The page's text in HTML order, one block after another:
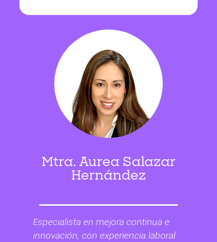
Mtra. Aurea Salazar
Hernández
Especialista en mejora continua e
innovación, con experiencia laboral